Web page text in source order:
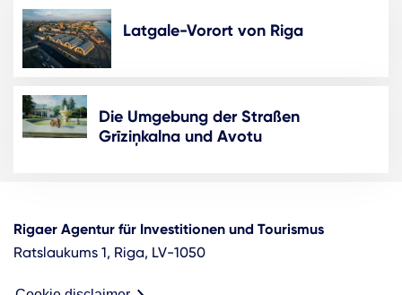
Latgale-Vorort von Riga
Die Umgebung der Straßen
Grīziņkalna und Avotu
Rigaer Agentur für Investitionen und Tourismus
Ratslaukums 1, Riga, LV-1050